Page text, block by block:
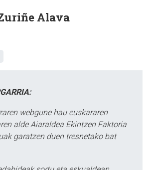
Alava
webgune hau euskararen
alde Aiaraldea Ekintzen Faktoria
garatzen duen tresnetako bat